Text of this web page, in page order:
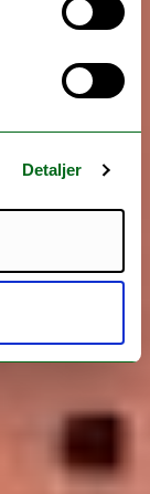
Detaljer